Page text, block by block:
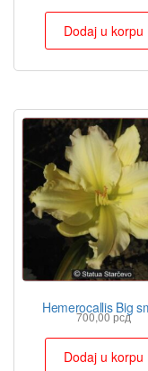
Dodaj u korpu
Hemerocallis Big
700,00рсд
Dodaj u korpu